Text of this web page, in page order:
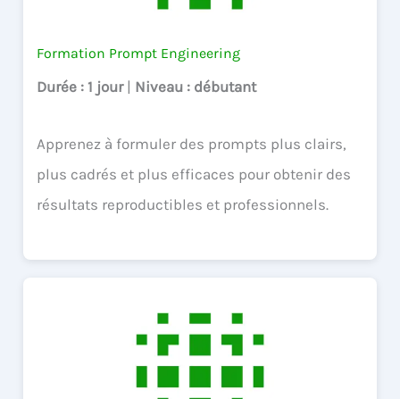
Formation Prompt Engineering
Durée : 1 jour | Niveau : débutant
Apprenez à formuler des prompts plus clairs,
plus cadrés et plus efficaces pour obtenir des
résultats reproductibles et professionnels.